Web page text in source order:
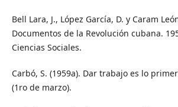
Bell Lara, J., López García, D. y Caram
Documentos de la Revolución cubana.
Ciencias Sociales.
Carbó, S. (1959a). Dar trabajo es lo
(1ro de marzo).